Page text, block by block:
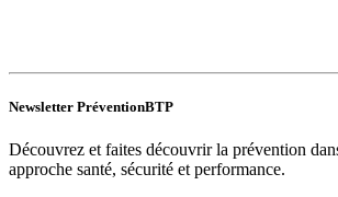
Newsletter PréventionBTP
Découvrez et faites découvrir la prévention
approche santé, sécurité et performance.